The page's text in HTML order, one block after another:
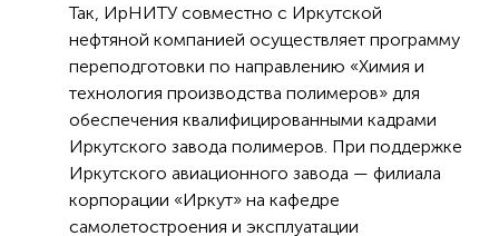
Так, ИрНИТУ совместно с Иркутской
нефтяной компанией осуществляет программу
переподготовки по направлению «Химия и
технология производства полимеров» для
обеспечения квалифицированными кадрами
Иркутского завода полимеров. При поддержке
Иркутского авиационного завода — филиала
корпорации «Иркут» на кафедре
самолетостроения и эксплуатации